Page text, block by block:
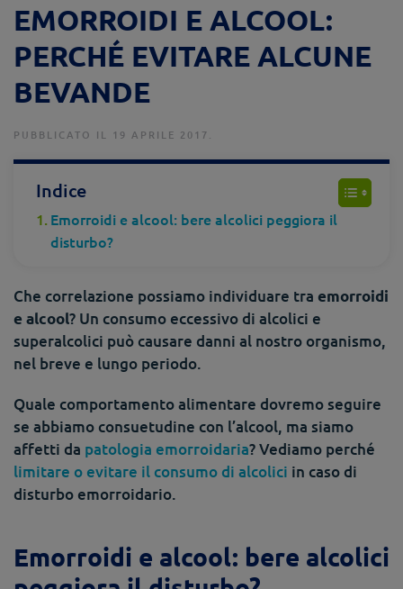
EMORROIDI E ALCOOL:
PERCHÉ EVITARE ALCUNE
BEVANDE
PUBBLICATO IL 19 APRILE 2017.
Indice
Emorroidi e alcool: bere alcolici peggiora il
disturbo?
Che correlazione possiamo individuare tra emorroidi
e alcool? Un consumo eccessivo di alcolici e
superalcolici può causare danni al nostro organismo,
nel breve e lungo periodo.
Quale comportamento alimentare dovremo seguire
se abbiamo consuetudine con l’alcool, ma siamo
affetti da patologia emorroidaria? Vediamo perché
limitare o evitare il consumo di alcolici in caso di
disturbo emorroidario.
Emorroidi e alcool: bere alcolici